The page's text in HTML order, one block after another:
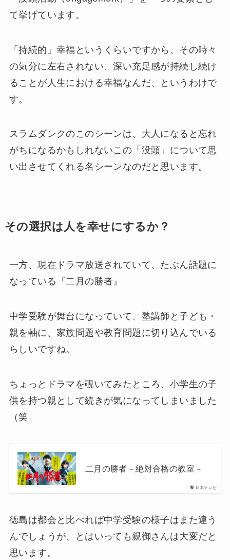
て挙げています。
「持続的」幸福というくらいですから、その時々
の気分に左右されない、深い充足感が持続し続け
ることが人生における幸福なんだ、というわけで
す。
スラムダンクのこのシーンは、大人になると忘れ
がちになるかもしれないこの「没頭」について思
い出させてくれる名シーンなのだと思います。
その選択は人を幸せにするか？
一方、現在ドラマ放送されていて、たぶん話題に
なっている『二月の勝者』
中学受験が舞台になっていて、塾講師と子ども・
親を軸に、家族問題や教育問題に切り込んでいる
らしいですね。
ちょっとドラマを覗いてみたところ、小学生の子
供を持つ親として続きが気になってしまいました
（笑
日本テレビ
二月の勝者－絶対合格の教室－
徳島は都会と比べれば中学受験の様子はまた違う
んでしょうが、とはいっても親御さんは大変だと
思います。